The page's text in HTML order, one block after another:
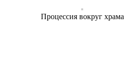
Процессия вокруг храма